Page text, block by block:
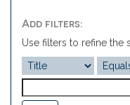
Add filters:
Use filters to refine the